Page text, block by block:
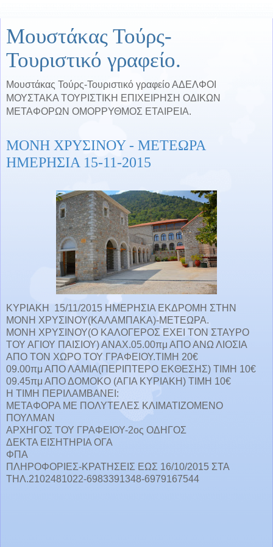
Μουστάκας Τούρς-
Τουριστικό γραφείο.
Μουστάκας Τούρς-Τουριστικό γραφείο ΑΔΕΛΦΟΙ
ΜΟΥΣΤΑΚΑ ΤΟΥΡΙΣΤΙΚΗ ΕΠΙΧΕΙΡΗΣΗ ΟΔΙΚΩΝ
ΜΕΤΑΦΟΡΩΝ ΟΜΟΡΡΥΘΜΟΣ ΕΤΑΙΡΕΙΑ.
ΜΟΝΗ ΧΡΥΣΙΝΟΥ - ΜΕΤΕΩΡΑ
ΗΜΕΡΗΣΙΑ 15-11-2015
ΚΥΡΙΑΚΗ 15/11/2015 ΗΜΕΡΗΣΙΑ ΕΚΔΡΟΜΗ ΣΤΗΝ
ΜΟΝΗ ΧΡΥΣΙΝΟΥ(ΚΑΛΑΜΠΑΚΑ)-ΜΕΤΕΩΡΑ.
ΜΟΝΗ ΧΡΥΣΙΝΟΥ(Ο ΚΑΛΟΓΕΡΟΣ ΕΧΕΙ ΤΟΝ ΣΤΑΥΡΟ
ΤΟΥ ΑΓΙΟΥ ΠΑΙΣΙΟΥ)ΑΝΑΧ.05.00πμ ΑΠΟ ΑΝΩ ΛΙΟΣΙΑ
ΑΠΟ ΤΟΝ ΧΩΡΟ ΤΟΥ ΓΡΑΦΕΙΟΥ.ΤΙΜΗ 20€
09.00πμ ΑΠΟ ΛΑΜΙΑ(ΠΕΡΙΠΤΕΡΟ ΕΚΘΕΣΗΣ) ΤΙΜΗ 10€
09.45πμ ΑΠΟ ΔΟΜΟΚΟ (ΑΓΙΑ ΚΥΡΙΑΚΗ) ΤΙΜΗ 10€
Η ΤΙΜΗ ΠΕΡΙΛΑΜΒΑΝΕΙ:
ΜΕΤΑΦΟΡΑ ΜΕ ΠΟΛΥΤΕΛΕΣ ΚΛΙΜΑΤΙΖΟΜΕΝΟ
ΠΟΥΛΜΑΝ
ΑΡΧΗΓΟΣ ΤΟΥ ΓΡΑΦΕΙΟΥ-2ος ΟΔΗΓΟΣ
ΔΕΚΤΑ ΕΙΣΗΤΗΡΙΑ ΟΓΑ
ΦΠΑ
ΠΛΗΡΟΦΟΡΙΕΣ-ΚΡΑΤΗΣΕΙΣ ΕΩΣ 16/10/2015 ΣΤΑ
ΤΗΛ.2102481022-6983391348-6979167544